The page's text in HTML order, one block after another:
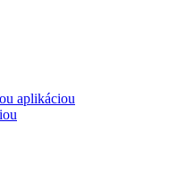
aplikáciou